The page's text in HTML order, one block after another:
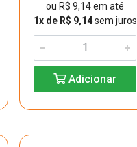
ou R$ 9,14 em até
1x de R$ 9,14sem juros
Adicionar